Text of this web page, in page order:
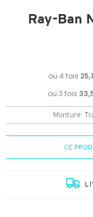
Ray-Ban
Monture:
CE